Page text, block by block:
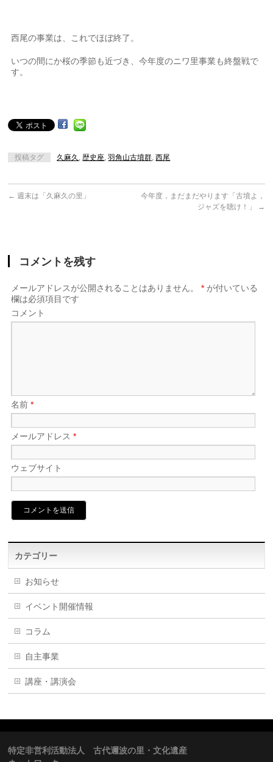
西尾の事業は、これでほぼ終了。
いつの間にか桜の季節も近づき、今年度のニワ里事業も終盤戦で
す。
投稿タグ 久麻久 ,歴史座,羽角山古墳群,西尾
← 週末は「久麻久の里」
今年度，まだまだやります「古墳よ，
ジャズを聴け！」
→
コメントを残す
メールアドレスが公開されることはありません。 * が付いている
欄は必須項目です
コメント
名前*
メールアドレス*
ウェブサイト
カテゴリー
お知らせ
イベント開催情報
コラム
自主事業
講座・講演会
特定非営利活動法人 古代邇波の里・文化遺産